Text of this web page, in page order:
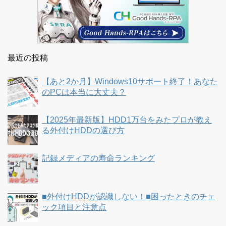
最近の投稿
【あと2か月】Windows10サポート終了！あなた
のPCは本当に大丈夫？
【2025年最新版】HDD1万台をみたプロが教え
る外付けHDDの選び方
記録メディアの寿命ランキング
■外付けHDDが認識しない！■困ったときのチェ
ック項目と注意点